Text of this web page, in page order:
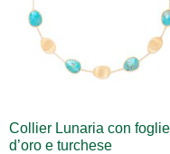
Collier Lunaria con foglie
d’oro e turchese